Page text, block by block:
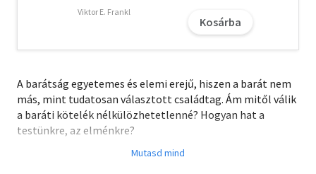
Viktor E. Frankl
Kosárba
A barátság egyetemes és elemi erejű, hiszen a barát nem
más, mint tudatosan választott családtag. Ám mitől válik
a baráti kötelék nélkülözhetetlenné? Hogyan hat a
testünkre, az elménkre?
Lydia Denworth biológiai, pszichológiai és evolúciós